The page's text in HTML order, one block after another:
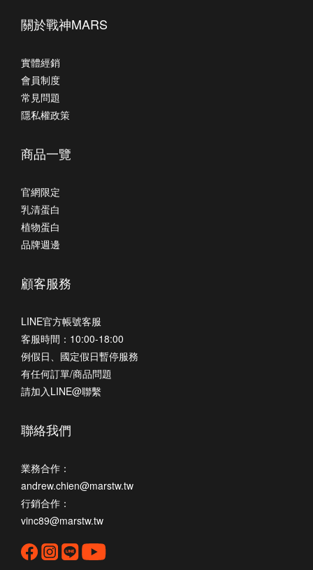
關於戰神MARS
實體經銷
會員制度
常見問題
隱私權政策
商品一覽
官網限定
乳清蛋白
植物蛋白
品牌週邊
顧客服務
LINE官方帳號客服
客服時間：10:00-18:00
例假日、國定假日暫停服務
有任何訂單/商品問題
請加入LINE@聯繫
聯絡我們
業務合作：
andrew.chien@marstw.tw
行銷合作：
vinc89@marstw.tw